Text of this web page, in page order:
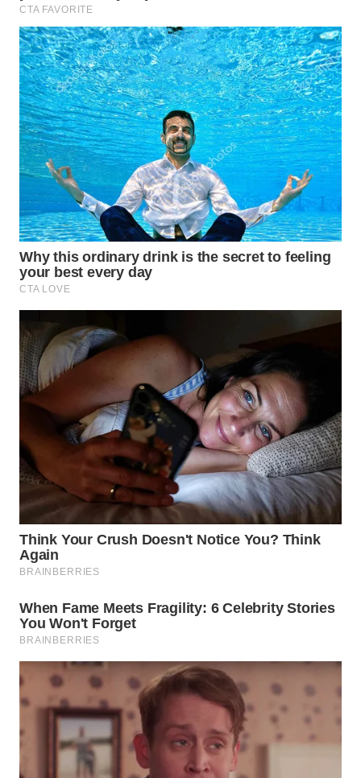
WN
INDRAMAYU
WN
KUNINGAN
WN
MAJALENGKA
WN
SUBANG
WN
SUKABUMI
WN
PURWAKARTA
WN
PRIANGAN
TIMUR
SEMARANG
WN
SOLO
WN
WN
SURABAYA